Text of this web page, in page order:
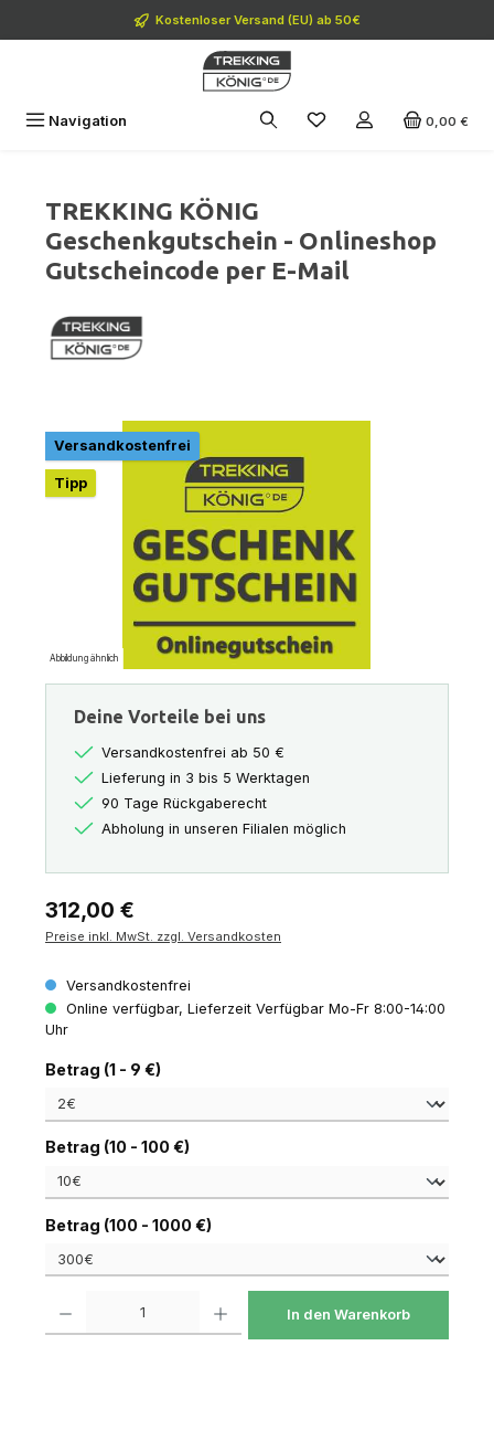
Zum Hauptinhalt springenKostenloser Versand (EU) ab 50€
Navigation 0,00 €
TREKKING KÖNIG
Geschenkgutschein - Onlineshop
Gutscheincode per E-Mail
Bildergalerie überspringen
Versandkostenfrei
Tipp
Abbildung ähnlich
Deine Vorteile bei uns
Versandkostenfrei ab 50 €
Lieferung in 3 bis 5 Werktagen
90 Tage Rückgaberecht
Abholung in unseren Filialen möglich
Regulärer Preis:
312,00 €
Preise inkl. MwSt. zzgl. Versandkosten
Versandkostenfrei
Online verfügbar, Lieferzeit Verfügbar Mo-Fr 8:00-14:00
Uhr
Betrag (1 - 9 €)auswählen
Betrag (10 - 100 €)auswählen
Betrag (100 - 1000 €)auswählen
In den Warenkorb